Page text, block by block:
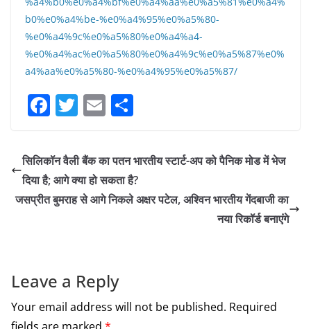
b0%e0%a4%be-%e0%a4%95%e0%a5%80-
%e0%a4%9c%e0%a5%80%e0%a4%a4-
%e0%a4%ac%e0%a5%80%e0%a4%9c%e0%a5%87%e0%
a4%aa%e0%a5%80-%e0%a4%95%e0%a5%87/
F
c
e
b
o
T
itt
er
E
ai
l
ar
e
सिलिकॉन वैली बैंक का पतन भारतीय स्टार्ट-अप को पैनिक मोड में भेज
दिया है; आगे क्या हो सकता है?
जसप्रीत बुमराह से आगे निकले अक्षर पटेल, अश्विन भारतीय गेंदबाजी का
नया रिकॉर्ड बनाएंगे
Leave a Reply
Your email address will not be published. Required